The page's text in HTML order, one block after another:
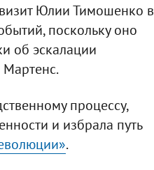
Юлии Тимошенко в
поскольку оно
об эскалации
Мартенс.
процессу,
и избрала путь
.